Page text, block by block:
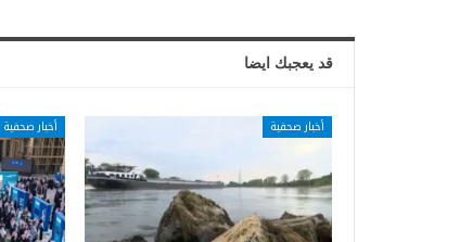
قد يعجبك ايضا
أخبار صحفية أخبار صحفية